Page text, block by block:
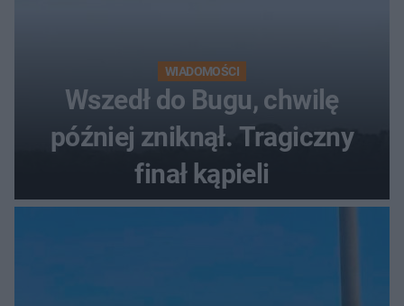
WIADOMOŚCI
Wszedł do Bugu, chwilę
później zniknął. Tragiczny
finał kąpieli